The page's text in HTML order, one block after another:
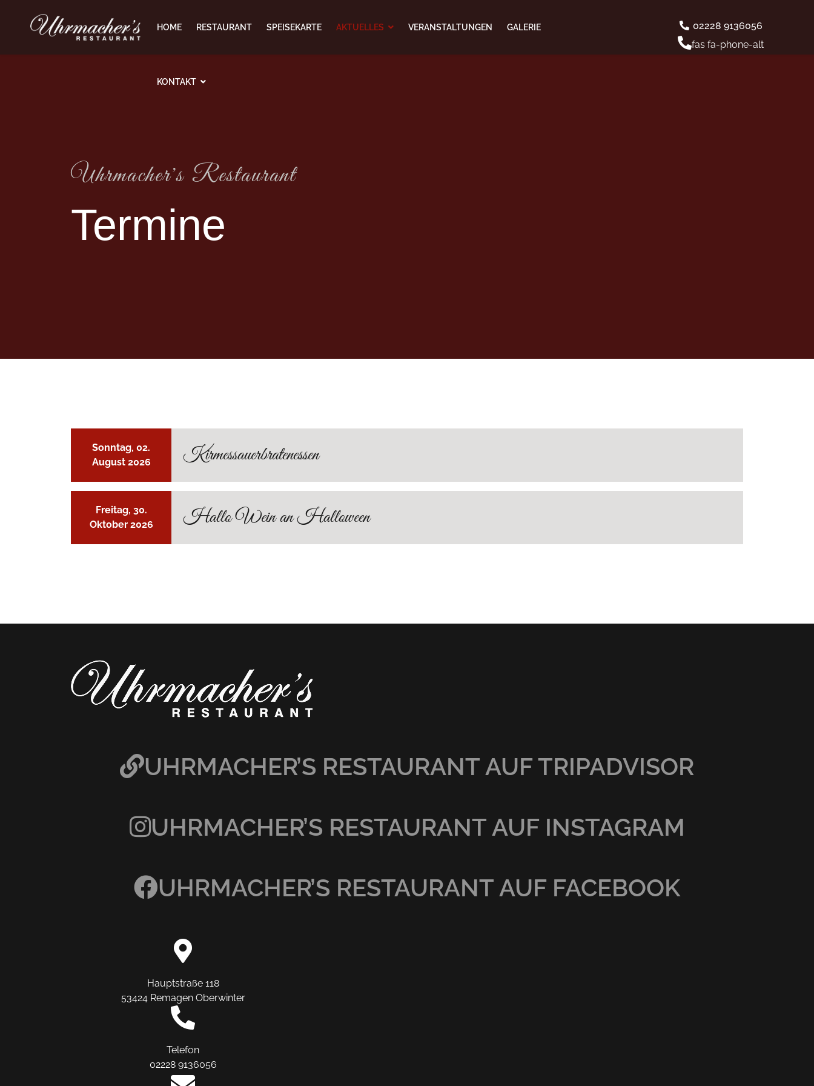
HOME RESTAURANT SPEISEKARTE AKTUELLES VERANSTALTUNGEN GALERIE
KONTAKT
02228 9136056
fas fa-phone-alt
Uhrmacher's Restaurant
Termine
Sonntag, 02.
August 2026
Kirmessauerbratenessen
Freitag, 30.
Oktober 2026
Hallo Wein an Halloween
UHRMACHER’S RESTAURANT AUF TRIPADVISOR
UHRMACHER’S RESTAURANT AUF INSTAGRAM
UHRMACHER’S RESTAURANT AUF FACEBOOK
Hauptstraße 118
53424 Remagen Oberwinter
Telefon
02228 9136056